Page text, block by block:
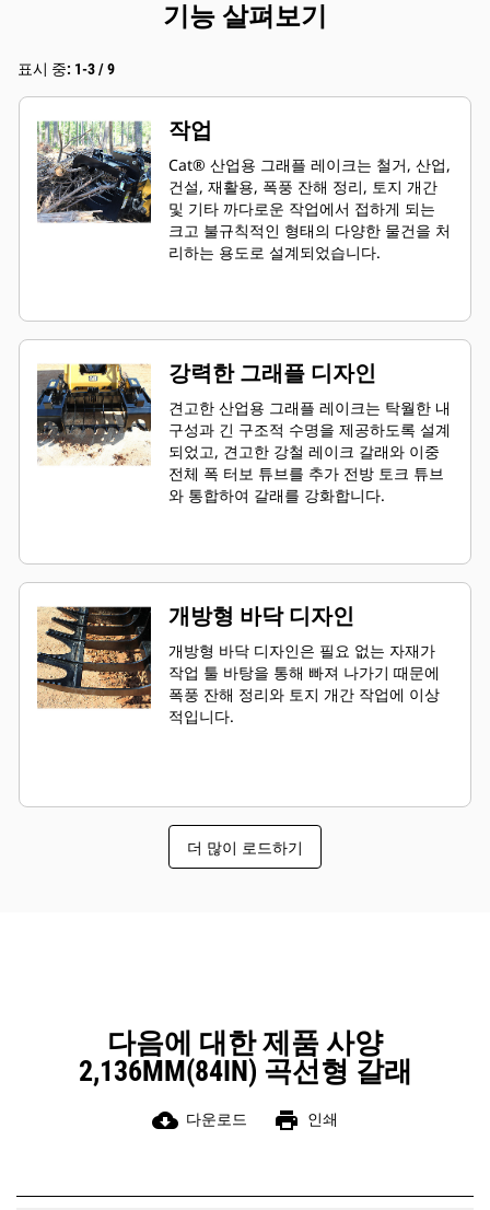
기능 살펴보기
표시 중: 1-3 / 9
작업
Cat® 산업용 그래플 레이크는 철거, 산업,
건설, 재활용, 폭풍 잔해 정리, 토지 개간
및 기타 까다로운 작업에서 접하게 되는
크고 불규칙적인 형태의 다양한 물건을 처
리하는 용도로 설계되었습니다.
강력한 그래플 디자인
견고한 산업용 그래플 레이크는 탁월한 내
구성과 긴 구조적 수명을 제공하도록 설계
되었고, 견고한 강철 레이크 갈래와 이중
전체 폭 터보 튜브를 추가 전방 토크 튜브
와 통합하여 갈래를 강화합니다.
개방형 바닥 디자인
개방형 바닥 디자인은 필요 없는 자재가
작업 툴 바탕을 통해 빠져 나가기 때문에
폭풍 잔해 정리와 토지 개간 작업에 이상
적입니다.
더 많이 로드하기
다음에 대한 제품 사양
2,136MM(84IN) 곡선형 갈래
cloud_download 다운로드 print 인쇄